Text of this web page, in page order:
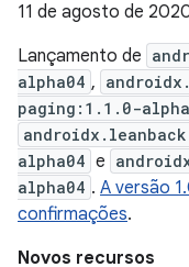
11 de agosto de
Lançamento de
alpha04 ,
paging:1.1.0-
alpha04 e
alpha04 . A versão
confirmações.
Novos recursos